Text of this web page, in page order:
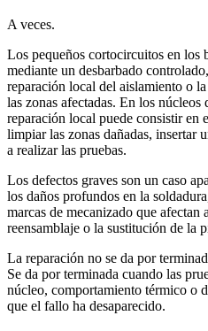
A veces.
Los pequeños cortocircuitos en los
mediante un desbarbado
reparación local del aislamiento o
las zonas afectadas. En los núcleos
reparación local puede consistir en
limpiar las zonas dañadas, insertar
a realizar las pruebas.
Los defectos graves son un caso
los daños profundos en la
marcas de mecanizado que afectan
reensamblaje o la sustitución de la
La reparación no se da por
Se da por terminada cuando las
núcleo, comportamiento térmico o
que el fallo ha desaparecido.